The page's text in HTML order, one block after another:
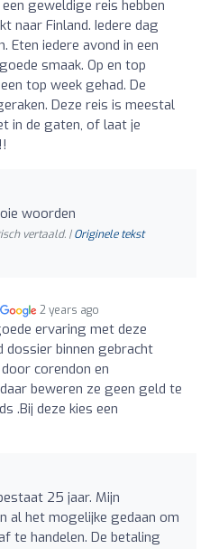
geweldige reis hebben
naar Finland. Iedere dag
Eten iedere avond in een
smaak. Op en top
top week gehad. De
Deze reis is meestal
in de gaten, of laat je
woorden
vertaald. |Originele tekst
2 years ago
ervaring met deze
dossier binnen gebracht
corendon en
beweren ze geen geld te
.Bij deze kies een
25 jaar. Mijn
al het mogelijke gedaan om
te handelen. De betaling